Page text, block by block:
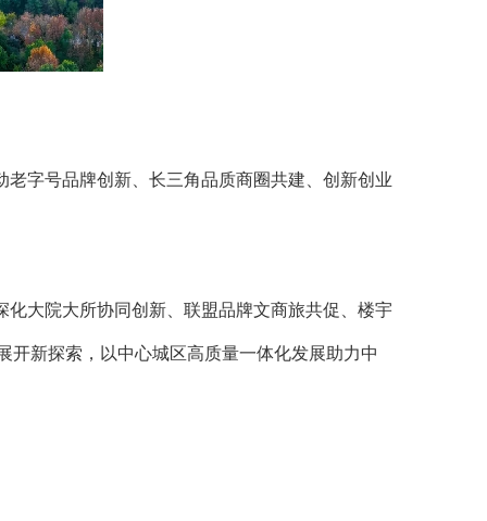
老字号品牌创新、长三角品质商圈共建、创新创业
大院大所协同创新、联盟品牌文商旅共促、楼宇
新探索，以中心城区高质量一体化发展助力中